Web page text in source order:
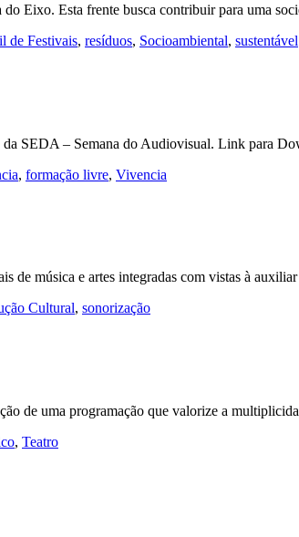
Eixo. Esta frente busca contribuir para uma
de Festivais, resíduos, Socioambiental, sustentável
da SEDA – Semana do Audiovisual. Link para
, formação livre, Vivencia
de música e artes integradas com vistas à
Cultural, sonorização
de uma programação que valorize a
, Teatro